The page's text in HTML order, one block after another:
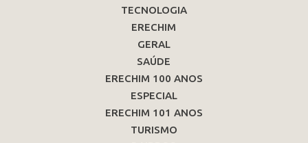
TECNOLOGIA
ERECHIM
GERAL
SAÚDE
ERECHIM 100 ANOS
ESPECIAL
ERECHIM 101 ANOS
TURISMO